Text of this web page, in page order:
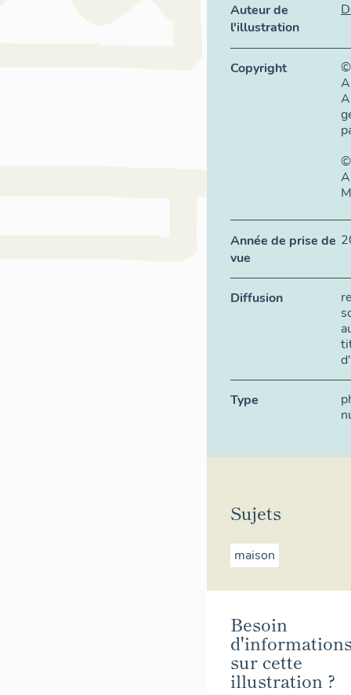
Auteur de
l'illustration
Copyright
Année de prise de
vue
Diffusion
Type
Sujets
maison
Besoin
sur cette
illustration ?